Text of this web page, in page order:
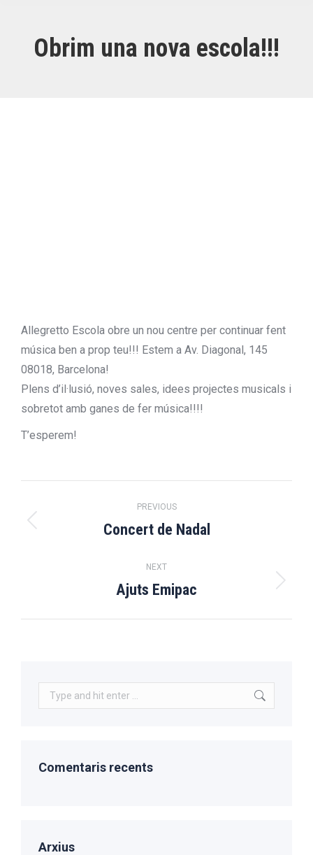
Obrim una nova escola!!!
Allegretto Escola obre un nou centre per continuar fent
música ben a prop teu!!! Estem a Av. Diagonal, 145
08018, Barcelona!
Plens d’il·lusió, noves sales, idees projectes musicals i
sobretot amb ganes de fer música!!!!
T’esperem!
navigation
PREVIOUS
Previous
Concert de Nadal
NEXT
Next
Ajuts Emipac
Search:
Comentaris recents
Arxius